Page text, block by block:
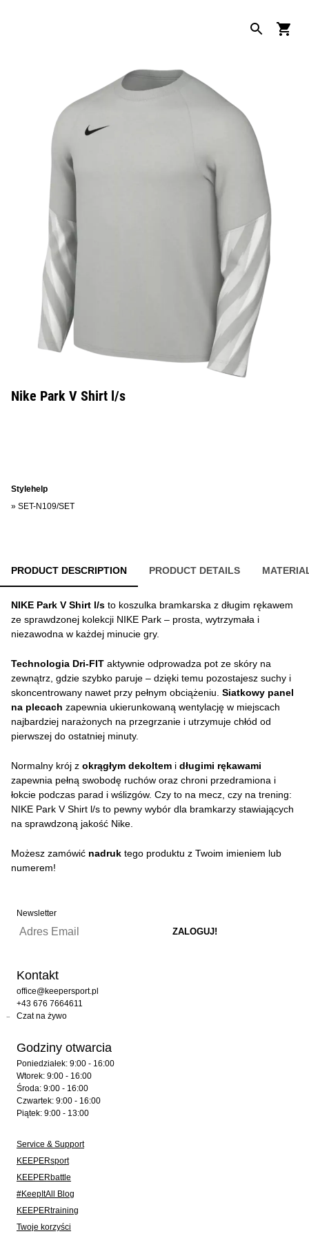
Nike Park V Shirt l/s
Stylehelp
» SET-N109/SET
PRODUCT DESCRIPTION PRODUCT DETAILS
NIKE Park V Shirt l/s to koszulka bramkarska z długim rękawem
ze sprawdzonej kolekcji NIKE Park – prosta, wytrzymała i
niezawodna w każdej minucie gry.
Technologia Dri-FIT aktywnie odprowadza pot ze skóry na
zewnątrz, gdzie szybko paruje – dzięki temu pozostajesz suchy i
skoncentrowany nawet przy pełnym obciążeniu. Siatkowy panel
na plecach zapewnia ukierunkowaną wentylację w miejscach
najbardziej narażonych na przegrzanie i utrzymuje chłód od
pierwszej do ostatniej minuty.
Normalny krój z okrągłym dekoltem i długimi rękawami
zapewnia pełną swobodę ruchów oraz chroni przedramiona i
łokcie podczas parad i wślizgów. Czy to na mecz, czy na trening:
NIKE Park V Shirt l/s to pewny wybór dla bramkarzy stawiających
na sprawdzoną jakość Nike.
Możesz zamówić nadruk tego produktu z Twoim imieniem lub
numerem!
Newsletter
Kontakt
office@keepersport.pl
+43 676 7664611
Czat na żywo
Godziny otwarcia
Poniedziałek: 9:00 - 16:00
Wtorek: 9:00 - 16:00
Środa: 9:00 - 16:00
Czwartek: 9:00 - 16:00
Piątek: 9:00 - 13:00
Service & Support
KEEPERsport
KEEPERbattle
#KeepItAll Blog
KEEPERtraining
Twoje korzyści